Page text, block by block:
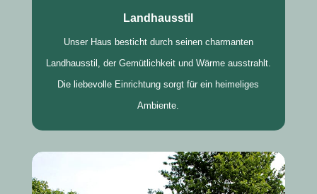
Landhausstil
Unser Haus besticht durch seinen charmanten
Landhausstil, der Gemütlichkeit und Wärme ausstrahlt.
Die liebevolle Einrichtung sorgt für ein heimeliges
Ambiente.